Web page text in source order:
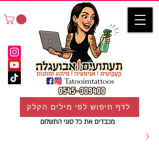
מכבדים את כל סוגי התשלום
לדף חיפוש לפי מילים הקלק